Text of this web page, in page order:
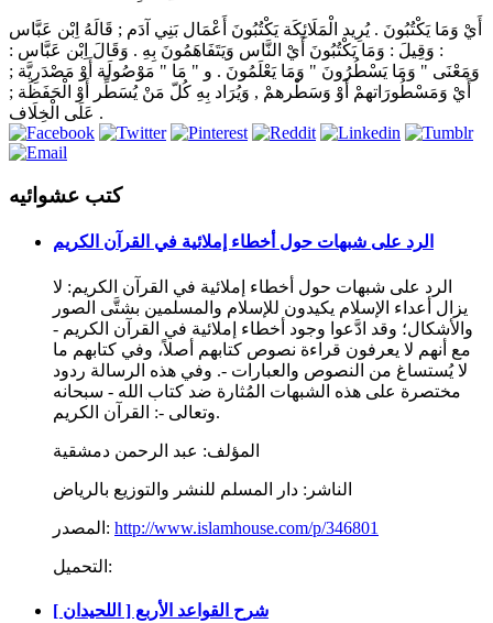
أَيْ وَمَا يَكْتُبُونَ . يُرِيد الْمَلَائِكَة يَكْتُبُونَ أَعْمَال بَنِي آدَم ; قَالَهُ اِبْن عَبَّاس
: وَقِيلَ : وَمَا يَكْتُبُونَ أَيْ النَّاس وَيَتَفَاهَمُونَ بِهِ . وَقَالَ اِبْن عَبَّاس :
وَمَعْنَى " وَمَا يَسْطُرُونَ " وَمَا يَعْلَمُونَ . و " مَا " مَوْصُولَة أَوْ مَصْدَرِيَّة ;
أَيْ وَمَسْطُورَاتهمْ أَوْ وَسَطْرهمْ , وَيُرَاد بِهِ كُلّ مَنْ يُسَطِّر أَوْ الْحَفَظَة ;
عَلَى الْخِلَاف .
كتب عشوائيه
الرد على شبهات حول أخطاء إملائية في القرآن الكريم
الرد على شبهات حول أخطاء إملائية في القرآن الكريم: لا
يزال أعداء الإسلام يكيدون للإسلام والمسلمين بشتَّى الصور
والأشكال؛ وقد ادَّعوا وجود أخطاء إملائية في القرآن الكريم -
مع أنهم لا يعرفون قراءة نصوص كتابهم أصلاً، وفي كتابهم ما
لا يُستساغ من النصوص والعبارات -. وفي هذه الرسالة ردود
مختصرة على هذه الشبهات المُثارة ضد كتاب الله - سبحانه
وتعالى -: القرآن الكريم.
المؤلف: عبد الرحمن دمشقية
الناشر: دار المسلم للنشر والتوزيع بالرياض
المصدر: http://www.islamhouse.com/p/346801
التحميل:
شرح القواعد الأربع [ اللحيدان ]